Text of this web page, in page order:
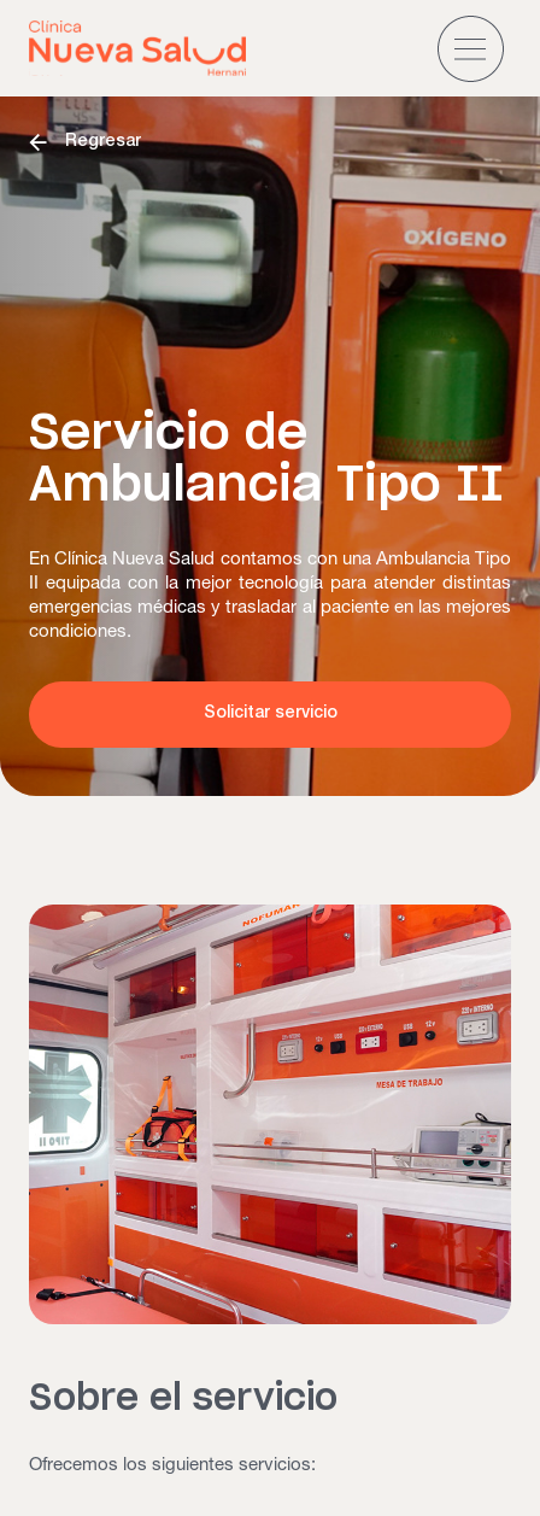
Regresar
Servicio de
Ambulancia Tipo II
En Clínica Nueva Salud contamos con una Ambulancia Tipo
II equipada con la mejor tecnología para atender distintas
emergencias médicas y trasladar al paciente en las mejores
condiciones.
Solicitar servicio
Sobre el servicio
Ofrecemos los siguientes servicios: